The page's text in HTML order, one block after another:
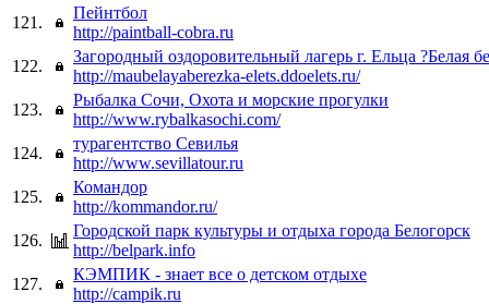
121.
Пейнтбол
http://paintball-cobra.ru
122.
Загородный оздоровительный лагерь г. Ельца ?Белая
http://maubelayaberezka-elets.ddoelets.ru/
123.
Рыбалка Сочи, Охота и морские прогулки
http://www.rybalkasochi.com/
124.
турагентство Севилья
http://www.sevillatour.ru
125.
Командор
http://kommandor.ru/
126.
Городской парк культуры и отдыха города Белогорск
http://belpark.info
127.
КЭМПИК - знает все о детском отдыхе
http://campik.ru